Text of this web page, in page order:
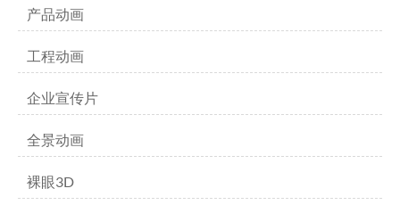
产品动画
工程动画
企业宣传片
全景动画
裸眼3D